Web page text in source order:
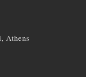
Athens